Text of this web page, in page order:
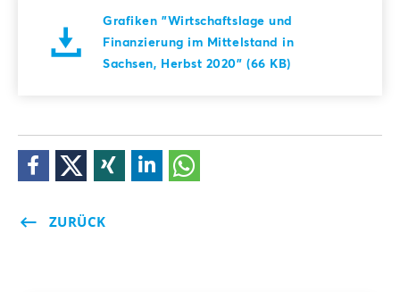
Grafiken "Wirtschaftslage und
Finanzierung im Mittelstand in
Sachsen, Herbst 2020" (66 KB)
ZURÜCK